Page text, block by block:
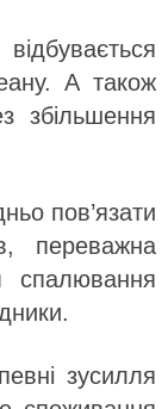
А також
збільшення
пов’язати
переважна
спалювання
зусилля